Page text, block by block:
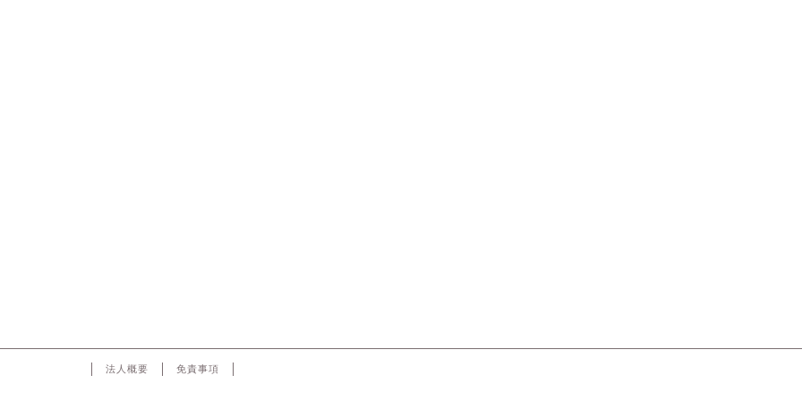
法人概要 免責事項